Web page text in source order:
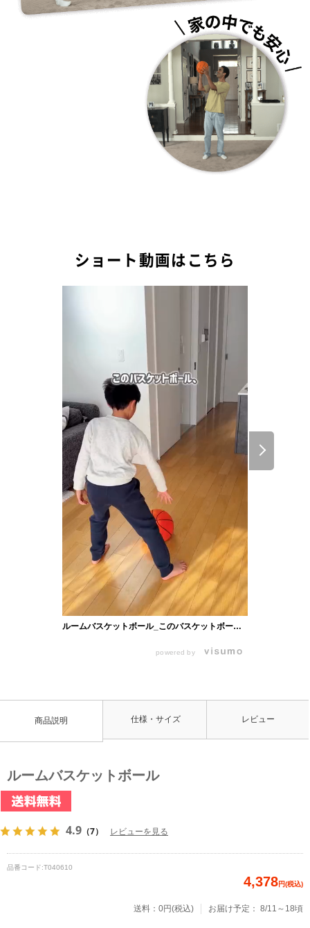
ショート動画はこちら
ルームバスケットボール_このバスケットボー
powered by
商品説明 仕様・サイズ レビュー
ルームバスケットボール
4.9 （7） レビューを見る
品番コード:T040610
4,378円(税込)
送料：0円(税込) お届け予定： 8/11～18頃